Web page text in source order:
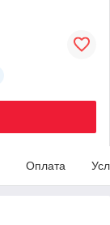
Оплата